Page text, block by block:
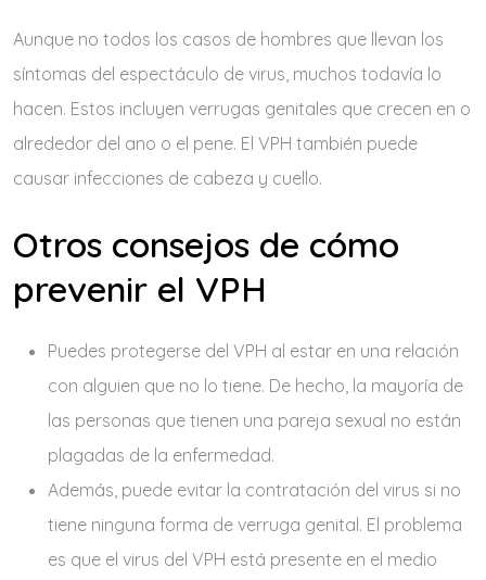
Aunque no todos los casos de hombres que llevan los
síntomas del espectáculo de virus, muchos todavía lo
hacen. Estos incluyen verrugas genitales que crecen en o
alrededor del ano o el pene. El VPH también puede
causar infecciones de cabeza y cuello.
Otros consejos de cómo
prevenir el VPH
Puedes protegerse del VPH al estar en una relación
con alguien que no lo tiene. De hecho, la mayoría de
las personas que tienen una pareja sexual no están
plagadas de la enfermedad.
Además, puede evitar la contratación del virus si no
tiene ninguna forma de verruga genital. El problema
es que el virus del VPH está presente en el medio